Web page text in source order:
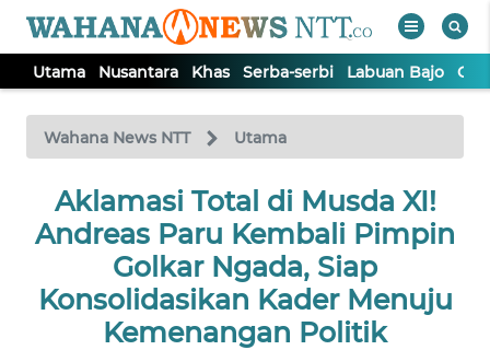
Utama Nusantara Khas Serba-serbi Labuan Bajo
Wahana News NTT Utama
Aklamasi Total di Musda XI!
Andreas Paru Kembali Pimpin
Golkar Ngada, Siap
Konsolidasikan Kader Menuju
Kemenangan Politik
TV
Tutup
UTAMA
NUSANTARA